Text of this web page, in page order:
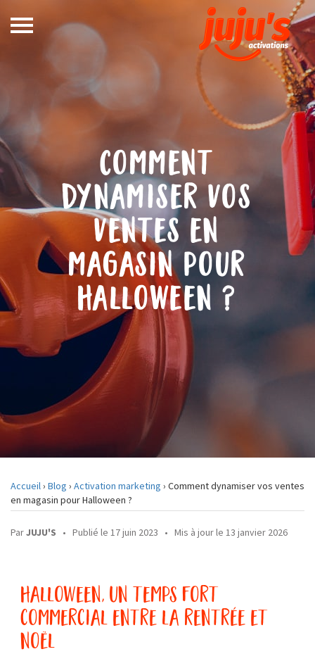
In Store
Out Store
Références
Blog
DEVIS
CONTACT
comment
dynamiser vos
ventes en
magasin pour
halloween ?
Accueil› Blog › Activation marketing › Comment dynamiser vos ventes
en magasin pour Halloween ?
ParJUJU'S • Publié le 17 juin 2023 • Mis à jour le 13 janvier 2026
halloween, un temps fort
commercial entre la rentrée et
noël